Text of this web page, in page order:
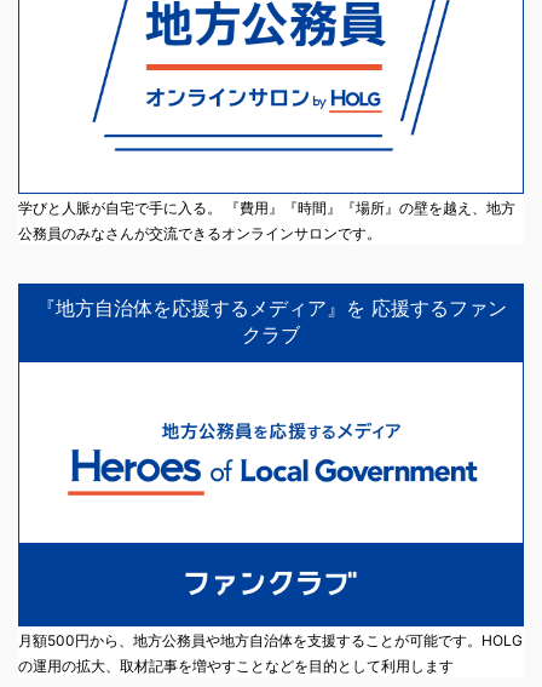
学びと人脈が自宅で手に入る。 『費用』『時間』『場所』の壁を越え、地方
公務員のみなさんが交流できるオンラインサロンです。
『地方自治体を応援するメディア』を 応援するファン
クラブ
月額500円から、地方公務員や地方自治体を支援することが可能です。HOLG
の運用の拡大、取材記事を増やすことなどを目的として利用します